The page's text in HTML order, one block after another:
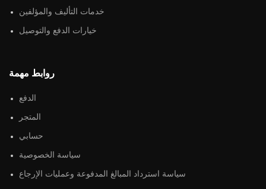
خدمات التأليف والمؤلفين
خيارات الدفع والتوصيل
روابط مهمة
الدفع
المتجر
حسابي
سياسة الخصوصية
سياسة استرداد المبالغ المدفوعة وعمليات الإرجاع